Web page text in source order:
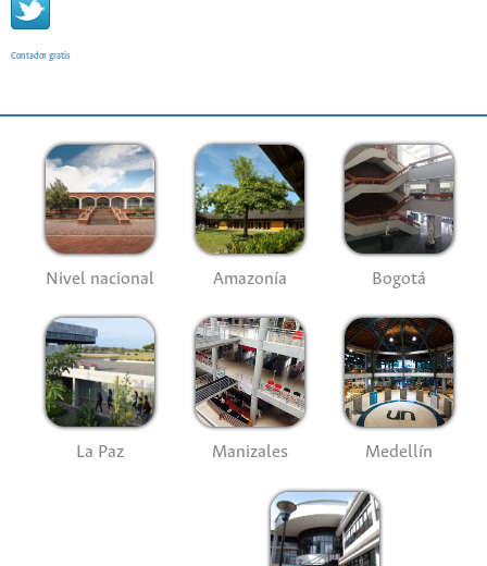
Contador gratis
Nivel nacional Amazonía Bogotá
La Paz Manizales Medellín